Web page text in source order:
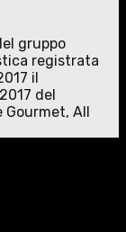
gruppo
registrata
il
del
All